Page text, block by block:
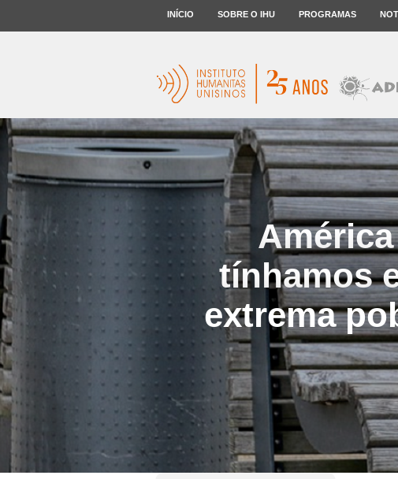
INÍCIO SOBRE O IHU PROGRAMAS
tínhamos
extrema